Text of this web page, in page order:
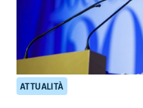
ATTUALITÀ